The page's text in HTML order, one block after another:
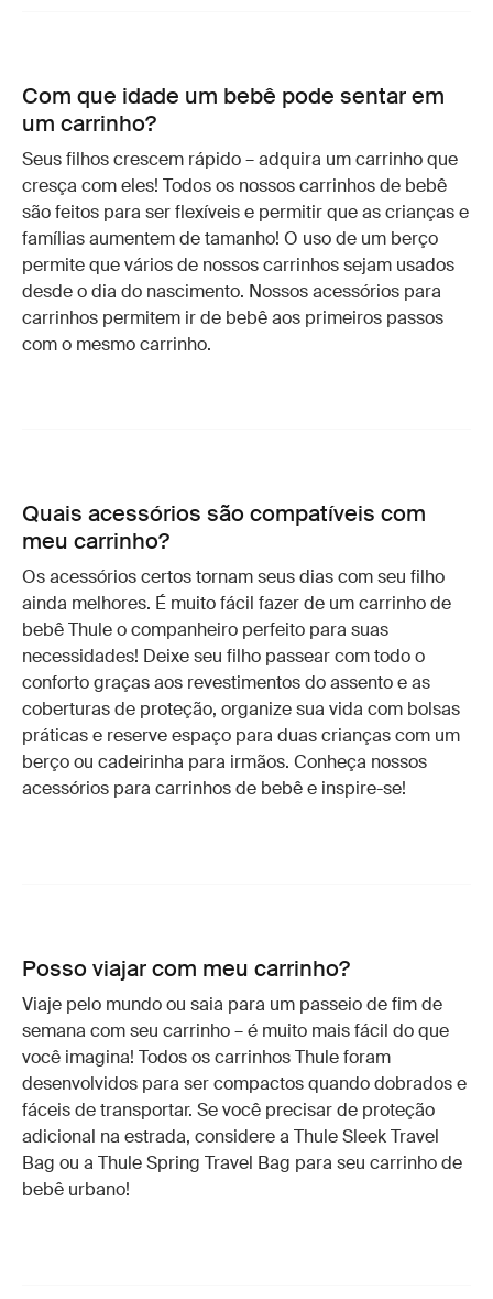
Com que idade um bebê pode sentar em
um carrinho?
Seus filhos crescem rápido – adquira um carrinho que
cresça com eles! Todos os nossos carrinhos de bebê
são feitos para ser flexíveis e permitir que as crianças e
famílias aumentem de tamanho! O uso de um berço
permite que vários de nossos carrinhos sejam usados
desde o dia do nascimento. Nossos acessórios para
carrinhos permitem ir de bebê aos primeiros passos
com o mesmo carrinho.
Quais acessórios são compatíveis com
meu carrinho?
Os acessórios certos tornam seus dias com seu filho
ainda melhores. É muito fácil fazer de um carrinho de
bebê Thule o companheiro perfeito para suas
necessidades! Deixe seu filho passear com todo o
conforto graças aos revestimentos do assento e as
coberturas de proteção, organize sua vida com bolsas
práticas e reserve espaço para duas crianças com um
berço ou cadeirinha para irmãos. Conheça nossos
acessórios para carrinhos de bebê e inspire-se!
Posso viajar com meu carrinho?
Viaje pelo mundo ou saia para um passeio de fim de
semana com seu carrinho – é muito mais fácil do que
você imagina! Todos os carrinhos Thule foram
desenvolvidos para ser compactos quando dobrados e
fáceis de transportar. Se você precisar de proteção
adicional na estrada, considere a Thule Sleek Travel
Bag ou a Thule Spring Travel Bag para seu carrinho de
bebê urbano!